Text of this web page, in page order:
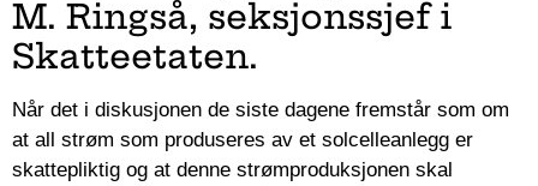
M. Ringså, seksjonssjef i
Skatteetaten.
Når det i diskusjonen de siste dagene fremstår som om
at all strøm som produseres av et solcelleanlegg er
skattepliktig og at denne strømproduksjonen skal